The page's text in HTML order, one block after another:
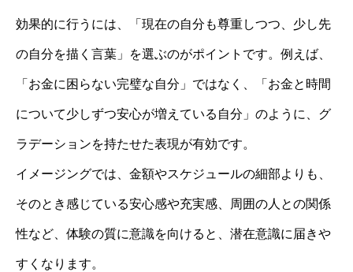
効果的に行うには、「現在の自分も尊重しつつ、少し先
の自分を描く言葉」を選ぶのがポイントです。例えば、
「お金に困らない完璧な自分」ではなく、「お金と時間
について少しずつ安心が増えている自分」のように、グ
ラデーションを持たせた表現が有効です。
イメージングでは、金額やスケジュールの細部よりも、
そのとき感じている安心感や充実感、周囲の人との関係
性など、体験の質に意識を向けると、潜在意識に届きや
すくなります。